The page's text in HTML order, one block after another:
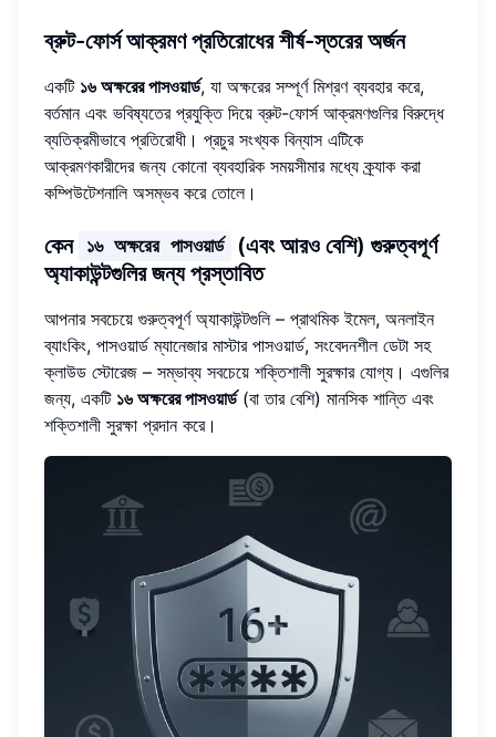
ব্রুট-ফোর্স আক্রমণ প্রতিরোধের শীর্ষ-স্তরের অর্জন
একটি ১৬ অক্ষরের পাসওয়ার্ড, যা অক্ষরের সম্পূর্ণ মিশ্রণ ব্যবহার করে,
বর্তমান এবং ভবিষ্যতের প্রযুক্তি দিয়ে ব্রুট-ফোর্স আক্রমণগুলির বিরুদ্ধে
ব্যতিক্রমীভাবে প্রতিরোধী। প্রচুর সংখ্যক বিন্যাস এটিকে
আক্রমণকারীদের জন্য কোনো ব্যবহারিক সময়সীমার মধ্যে ক্র্যাক করা
কম্পিউটেশনালি অসম্ভব করে তোলে।
কেন ১৬ অক্ষরের পাসওয়ার্ড
(এবং আরও বেশি) গুরুত্বপূর্ণ
অ্যাকাউন্টগুলির জন্য প্রস্তাবিত
আপনার সবচেয়ে গুরুত্বপূর্ণ অ্যাকাউন্টগুলি – প্রাথমিক ইমেল, অনলাইন
ব্যাংকিং, পাসওয়ার্ড ম্যানেজার মাস্টার পাসওয়ার্ড, সংবেদনশীল ডেটা সহ
ক্লাউড স্টোরেজ – সম্ভাব্য সবচেয়ে শক্তিশালী সুরক্ষার যোগ্য। এগুলির
জন্য, একটি ১৬ অক্ষরের পাসওয়ার্ড(বা তার বেশি) মানসিক শান্তি এবং
শক্তিশালী সুরক্ষা প্রদান করে।